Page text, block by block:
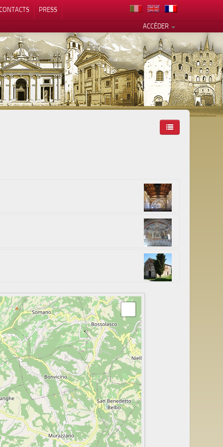
PRESS
ACCÉDER
1481 ed è tra gli